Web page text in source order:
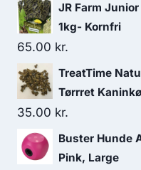
JR Farm
1kg- Kornfri
65.00 kr.
TreatTime
Tørrret
35.00 kr.
Buster Hunde
Pink, Large